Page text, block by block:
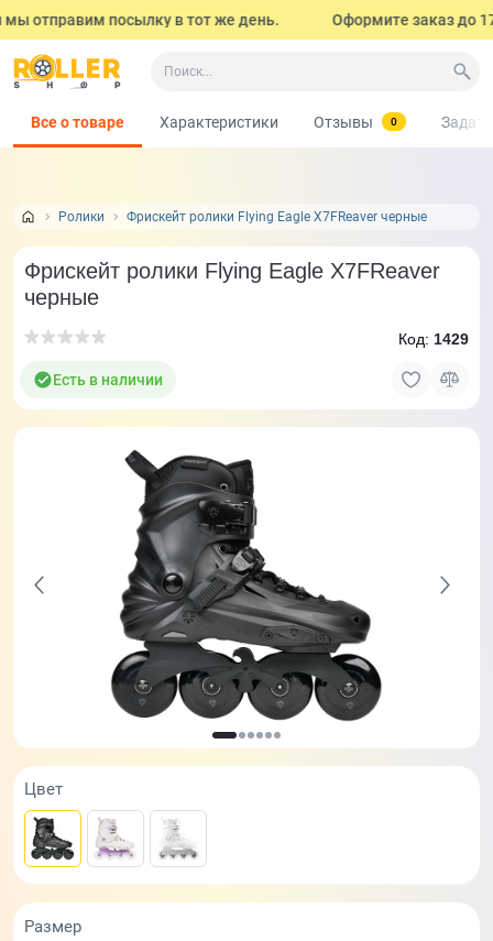
отправим посылку в тот же день. Оформите заказ до
Ролики Фрискейт ролики Flying Eagle X7FReaver черные
Все о товаре Характеристики Отзывы 0
Фрискейт ролики Flying Eagle X7FReaver
черные
Есть в наличии
Код: 1429
Цвет
Размер